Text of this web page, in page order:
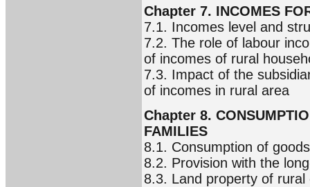
Chapter 7. INCOMES
7.1. Incomes level and
7.2. The role of labour
of incomes of rural
7.3. Impact of the
of incomes in rural area
Chapter 8.
FAMILIES
8.1. Consumption of
8.2. Provision with the
8.3. Land property of rural